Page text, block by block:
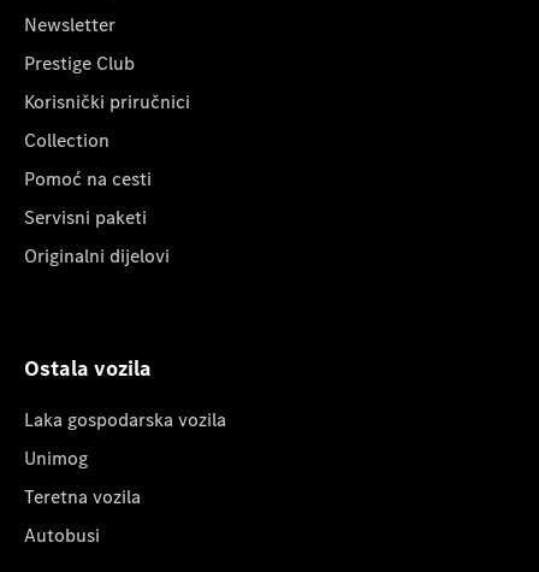
Newsletter
Prestige Club
Korisnički priručnici
Collection
Pomoć na cesti
Servisni paketi
Originalni dijelovi
Ostala vozila
Laka gospodarska vozila
Unimog
Teretna vozila
Autobusi